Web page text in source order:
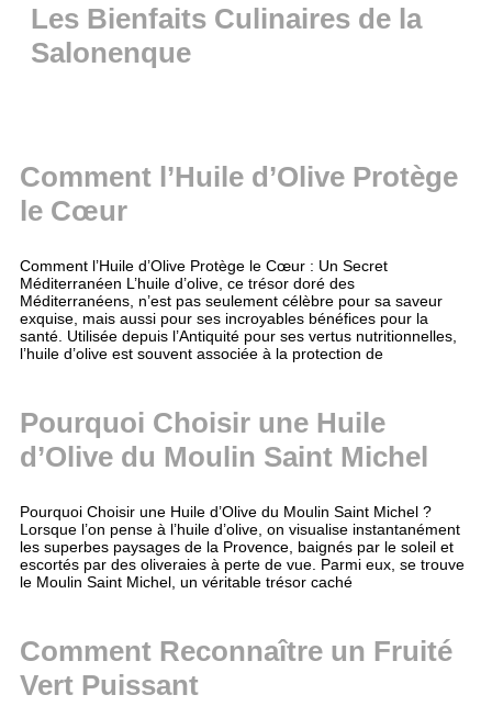
Les Bienfaits Culinaires de la
Salonenque
Comment l’Huile d’Olive Protège
le Cœur
Comment l’Huile d’Olive Protège le Cœur : Un Secret
Méditerranéen L’huile d’olive, ce trésor doré des
Méditerranéens, n’est pas seulement célèbre pour sa saveur
exquise, mais aussi pour ses incroyables bénéfices pour la
santé. Utilisée depuis l’Antiquité pour ses vertus nutritionnelles,
l’huile d’olive est souvent associée à la protection de
Pourquoi Choisir une Huile
d’Olive du Moulin Saint Michel
Pourquoi Choisir une Huile d’Olive du Moulin Saint Michel ?
Lorsque l’on pense à l’huile d’olive, on visualise instantanément
les superbes paysages de la Provence, baignés par le soleil et
escortés par des oliveraies à perte de vue. Parmi eux, se trouve
le Moulin Saint Michel, un véritable trésor caché
Comment Reconnaître un Fruité
Vert Puissant